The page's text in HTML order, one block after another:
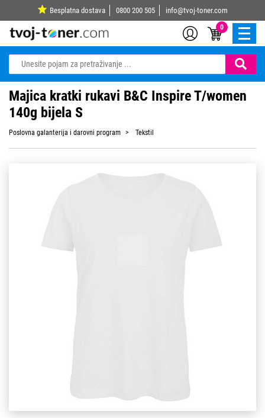
Besplatna dostava 0800 200 505 info@tvoj-toner.com
0
Majica kratki rukavi B&C Inspire T/women
140g bijela S
Poslovna galanterija i darovni program Tekstil